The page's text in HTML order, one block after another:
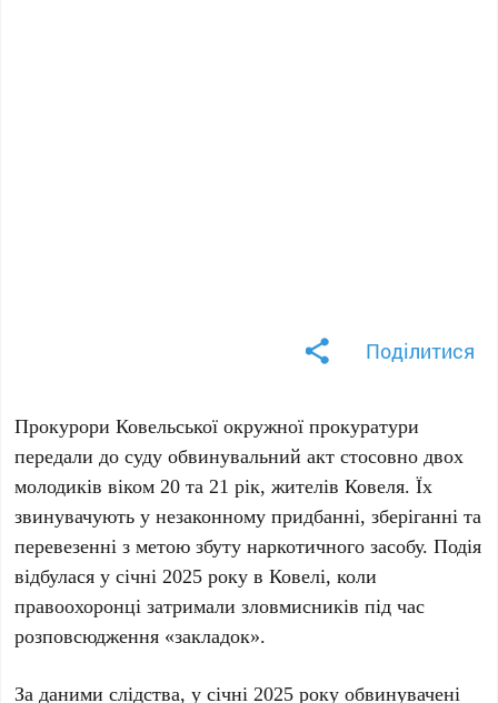
Поділитися
Прокурори Ковельської окружної прокуратури
передали до суду обвинувальний акт стосовно двох
молодиків віком 20 та 21 рік, жителів Ковеля. Їх
звинувачують у незаконному придбанні, зберіганні та
перевезенні з метою збуту наркотичного засобу. Подія
відбулася у січні 2025 року в Ковелі, коли
правоохоронці затримали зловмисників під час
розповсюдження «закладок».
За даними слідства, у січні 2025 року обвинувачені